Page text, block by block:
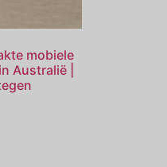
mobiele
Australië |